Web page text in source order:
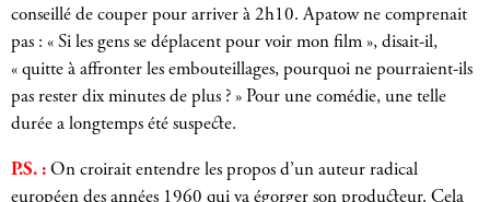
conseillé de couper pour arriver à 2h10. Apatow ne comprenait
pas : « Si les gens se déplacent pour voir mon film », disait-il,
« quitte à affronter les embouteillages, pourquoi ne pourraient-ils
pas rester dix minutes de plus ? » Pour une comédie, une telle
durée a longtemps été suspecte.
P.S. : On croirait entendre les propos d’un auteur radical
européen des années 1960 qui va égorger son producteur. Cela